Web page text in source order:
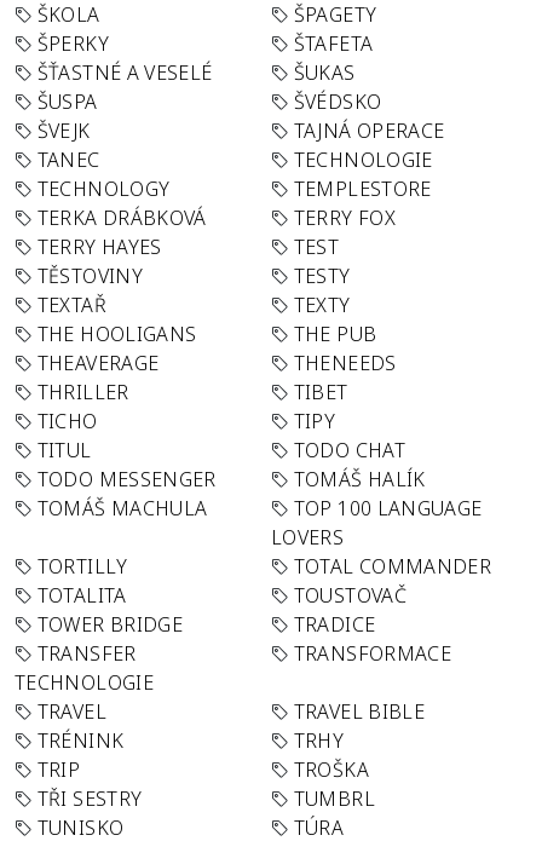
ŠKOLA
ŠPAGETY
ŠPERKY
ŠTAFETA
ŠŤASTNÉ A VESELÉ
ŠUKAS
ŠUSPA
ŠVÉDSKO
ŠVEJK
TAJNÁ OPERACE
TANEC
TECHNOLOGIE
TECHNOLOGY
TEMPLESTORE
TERKA DRÁBKOVÁ
TERRY FOX
TERRY HAYES
TEST
TĚSTOVINY
TESTY
TEXTAŘ
TEXTY
THE HOOLIGANS
THE PUB
THEAVERAGE
THENEEDS
THRILLER
TIBET
TICHO
TIPY
TITUL
TODO CHAT
TODO MESSENGER
TOMÁŠ HALÍK
TOMÁŠ MACHULA
TOP 100 LANGUAGE
LOVERS
TORTILLY
TOTAL COMMANDER
TOTALITA
TOUSTOVAČ
TOWER BRIDGE
TRADICE
TRANSFER
TECHNOLOGIE
TRANSFORMACE
TRAVEL
TRAVEL BIBLE
TRÉNINK
TRHY
TRIP
TROŠKA
TŘI SESTRY
TUMBRL
TUNISKO
TÚRA